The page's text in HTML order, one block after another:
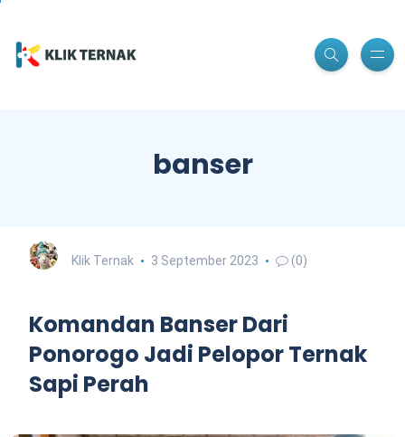
banser
Klik Ternak 3 September 2023 (0)
Komandan Banser Dari
Ponorogo Jadi Pelopor Ternak
Sapi Perah